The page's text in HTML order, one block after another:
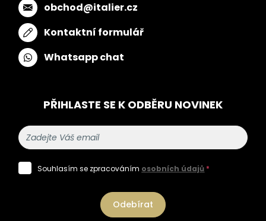
obchod@italier.cz
Kontaktní formulář
Whatsapp chat
PŘIHLASTE SE K ODBĚRU NOVINEK
Souhlasím se zpracováním osobních údajů *
Odebírat